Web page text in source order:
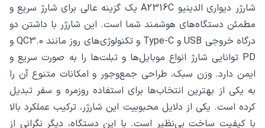
شارژر دیواری الدینیو A2316C یک گزینه عالی برای شارژ سریع و
مطمئن دستگاه‌های هوشمند شما است. این شارژر با داشتن دو
درگاه خروجی USB و Type-C و تکنولوژی‌های روز مانند QC3.0 و
PD توانایی شارژ انواع موبایل‌ها و تبلت‌ها را به صورت سریع و
ایمن دارد. وزن سبک، طراحی جمع‌وجور و امکانات متنوع آن را
به یکی از بهترین انتخاب‌ها برای استفاده روزمره و سفر تبدیل
کرده است. یکی از دلایل محبوبیت این شارژر، ترکیب عملکرد بالا
با کیفیت ساخت بی‌نظیر است. با این دستگاه، دیگر نگرانی از